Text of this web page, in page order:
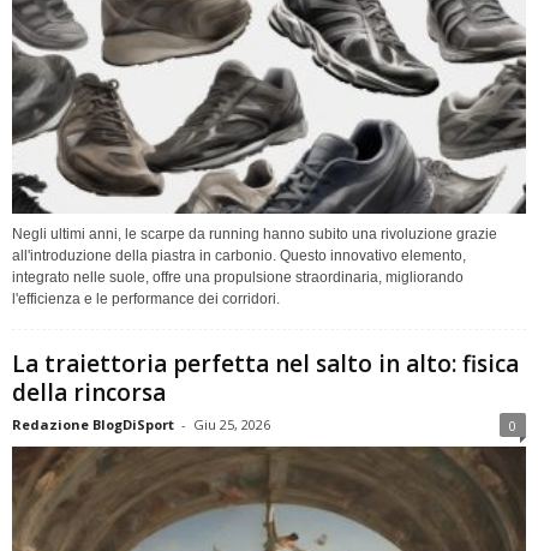
Negli ultimi anni, le scarpe da running hanno subito una rivoluzione grazie
all'introduzione della piastra in carbonio. Questo innovativo elemento,
integrato nelle suole, offre una propulsione straordinaria, migliorando
l'efficienza e le performance dei corridori.
La traiettoria perfetta nel salto in alto: fisica
della rincorsa
Redazione BlogDiSport - Giu 25, 2026 0